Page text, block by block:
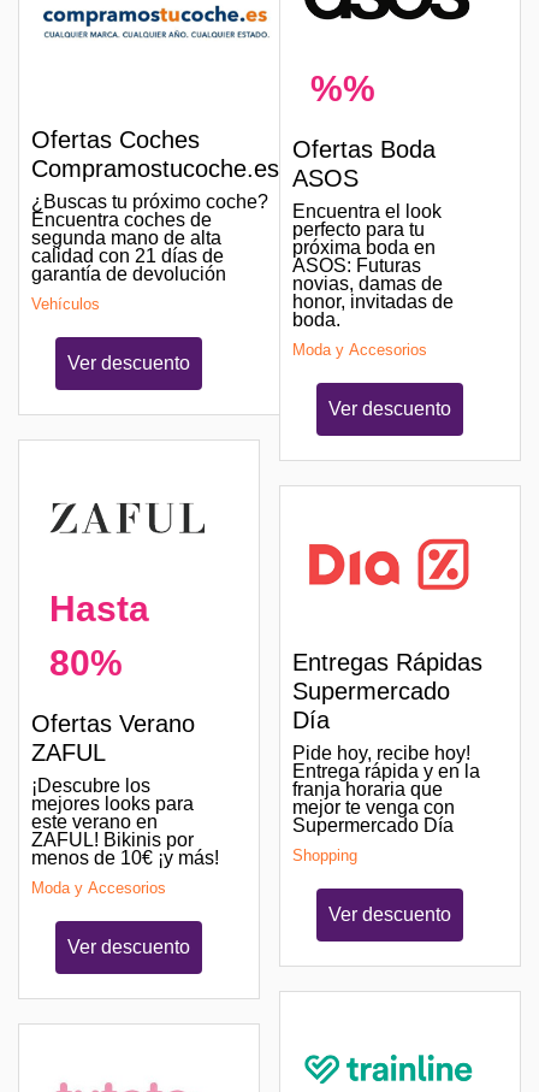
Ofertas Coches
Compramostucoche.es
¿Buscas tu próximo coche?
Encuentra coches de
segunda mano de alta
calidad con 21 días de
garantía de devolución
Vehículos
Ver descuento
Hasta
80%
Ofertas Verano
ZAFUL
¡Descubre los
mejores looks para
este verano en
ZAFUL! Bikinis por
menos de 10€ ¡y más!
Moda y Accesorios
Ver descuento
%%
Ofertas Boda
ASOS
Encuentra el look
perfecto para tu
próxima boda en
ASOS: Futuras
novias, damas de
honor, invitadas de
boda.
Moda y Accesorios
Ver descuento
Entregas Rápidas
Supermercado
Día
Pide hoy, recibe hoy!
Entrega rápida y en la
franja horaria que
mejor te venga con
Supermercado Día
Shopping
Ver descuento